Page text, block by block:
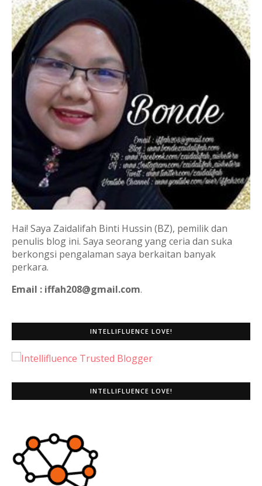
Hai! Saya Zaidalifah Binti Hussin (BZ), pemilik dan
penulis blog ini. Saya seorang yang ceria dan suka
berkongsi pengalaman saya berkaitan banyak
perkara.
Email : iffah208@gmail.com.
INTELLIFLUENCE LOVE!
INTELLIFLUENCE LOVE!